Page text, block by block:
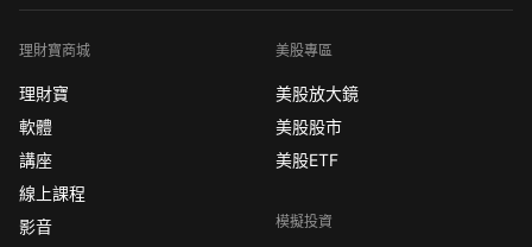
理財寶商城
理財寶
軟體
講座
線上課程
影音
美股專區
美股放大鏡
美股股市
美股ETF
模擬投資